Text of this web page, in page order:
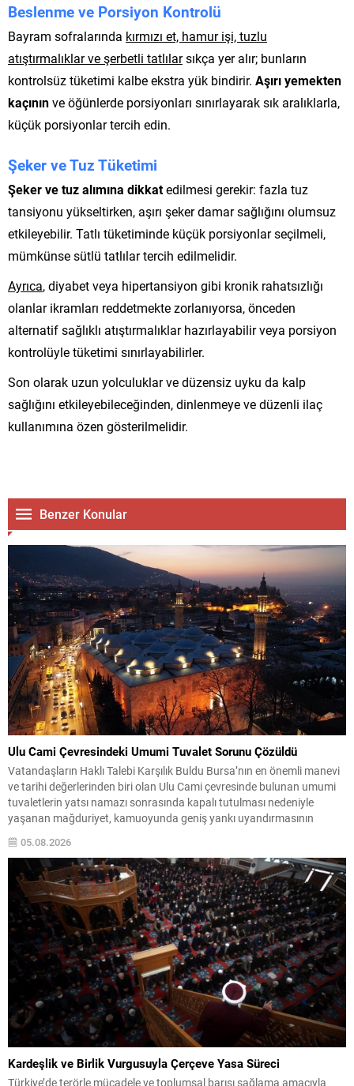
Beslenme ve Porsiyon Kontrolü
Bayram sofralarında kırmızı et, hamur işi, tuzlu
atıştırmalıklar ve şerbetli tatlılarsıkça yer alır; bunların
kontrolsüz tüketimi kalbe ekstra yük bindirir. Aşırı yemekten
kaçınınve öğünlerde porsiyonları sınırlayarak sık aralıklarla,
küçük porsiyonlar tercih edin.
Şeker ve Tuz Tüketimi
Şeker ve tuz alımına dikkatedilmesi gerekir: fazla tuz
tansiyonu yükseltirken, aşırı şeker damar sağlığını olumsuz
etkileyebilir. Tatlı tüketiminde küçük porsiyonlar seçilmeli,
mümkünse sütlü tatlılar tercih edilmelidir.
Ayrıca, diyabet veya hipertansiyon gibi kronik rahatsızlığı
olanlar ikramları reddetmekte zorlanıyorsa, önceden
alternatif sağlıklı atıştırmalıklar hazırlayabilir veya porsiyon
kontrolüyle tüketimi sınırlayabilirler.
Son olarak uzun yolculuklar ve düzensiz uyku da kalp
sağlığını etkileyebileceğinden, dinlenmeye ve düzenli ilaç
kullanımına özen gösterilmelidir.
Benzer Konular
Ulu Cami Çevresindeki Umumi Tuvalet Sorunu Çözüldü
Vatandaşların Haklı Talebi Karşılık Buldu Bursa’nın en önemli manevi
ve tarihi değerlerinden biri olan Ulu Cami çevresinde bulunan umumi
tuvaletlerin yatsı namazı sonrasında kapalı tutulması nedeniyle
yaşanan mağduriyet, kamuoyunda geniş yankı uyandırmasının
yabancı misafirlerin uzun süredir dile getirdiği sorun, basının...
05.08.2026
Kardeşlik ve Birlik Vurgusuyla Çerçeve Yasa Süreci
Türkiye’de terörle mücadele ve toplumsal barışı sağlama amacıyla